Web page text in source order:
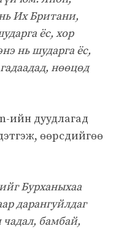
Их Британи,
ёс, хор
нь шударга ёс,
нөөцөд
ийн дуудлагад
өөрсдийгөө
Бурханыхаа
дарангуйлдаг
чадал, бамбай,